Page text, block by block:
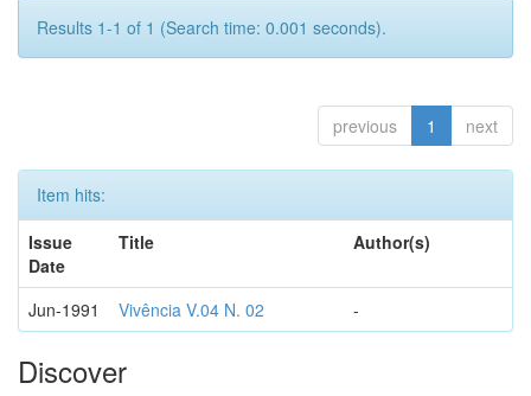
Results 1-1 of 1 (Search time: 0.001 seconds).
previous 1 next
Item hits:
Issue
Date
Title Author(s)
Jun-1991 Vivência V.04 N. 02 -
Discover